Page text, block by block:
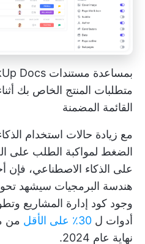
متطلبات المنتج الخاص بك
القائمة المضمنة
مع زيادة حالات استخدام
الضغط لمواكبة الطلب على
على الذكاء الاصطناعي، فإن
هندسة البرمجيات سيشهد
وجود كود إدارة المشاريع
أدوات ل 30٪ على الأقل
من
نهاية عام 2024.